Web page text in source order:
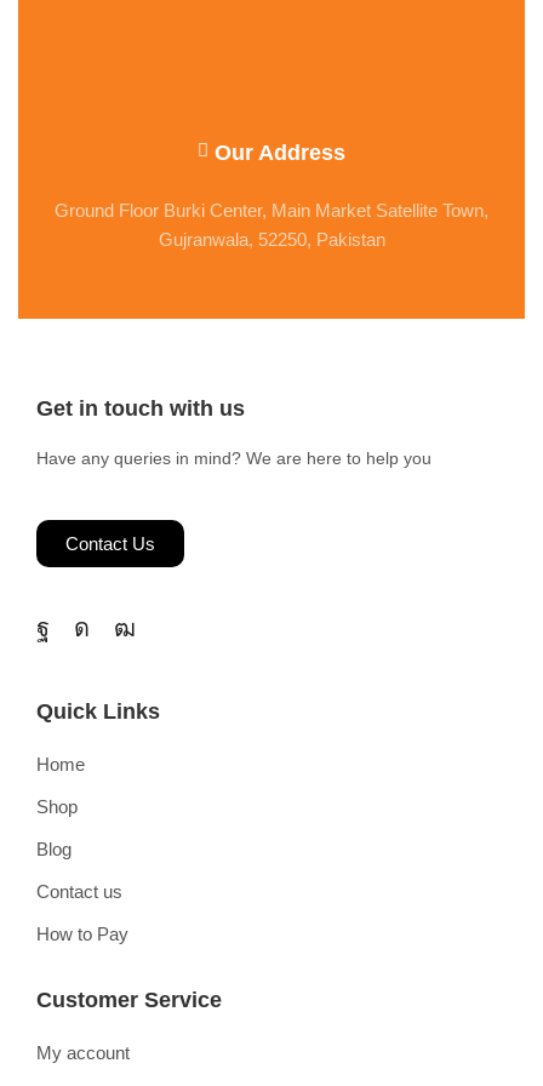
Our Address
Ground Floor Burki Center, Main Market Satellite Town,
Gujranwala, 52250, Pakistan
Get in touch with us
Have any queries in mind? We are here to help you
Contact Us
Quick Links
Home
Shop
Blog
Contact us
How to Pay
Customer Service
My account